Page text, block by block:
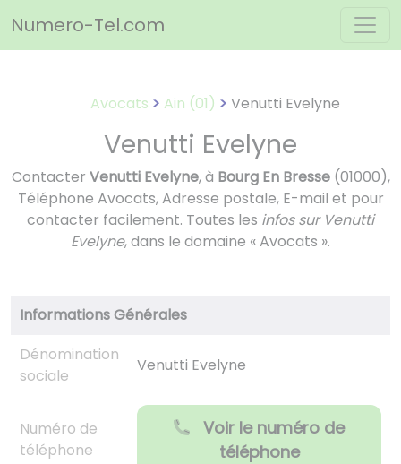
Numero-Tel.com
Avocats Ain (01) Venutti Evelyne
Venutti Evelyne
Contacter Venutti Evelyne, à Bourg En Bresse(01000),
Téléphone Avocats, Adresse postale, E-mail et pour
contacter facilement. Toutes les infos sur Venutti
Evelyne, dans le domaine « Avocats ».
Informations Générales
Dénomination
sociale
Venutti Evelyne
Numéro de
téléphone
Voir le numéro de
téléphone